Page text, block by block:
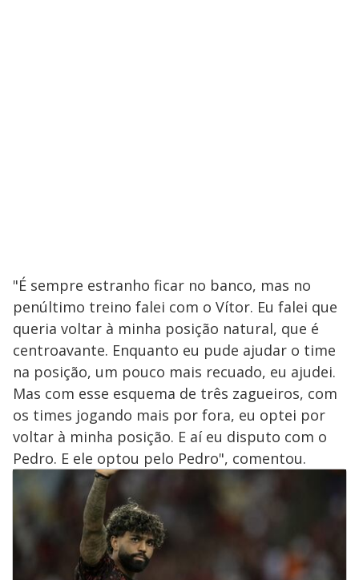
"É sempre estranho ficar no banco, mas no
penúltimo treino falei com o Vítor. Eu falei que
queria voltar à minha posição natural, que é
centroavante. Enquanto eu pude ajudar o time
na posição, um pouco mais recuado, eu ajudei.
Mas com esse esquema de três zagueiros, com
os times jogando mais por fora, eu optei por
voltar à minha posição. E aí eu disputo com o
Pedro. E ele optou pelo Pedro", comentou.